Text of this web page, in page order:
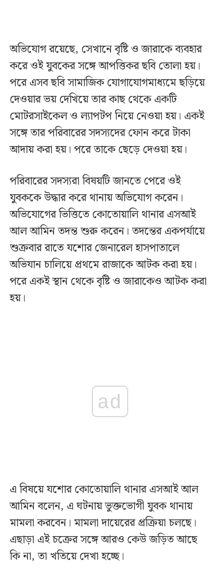
অভিযোগ রয়েছে, সেখানে বৃষ্টি ও জারাকে ব্যবহার
করে ওই যুবকের সঙ্গে আপত্তিকর ছবি তোলা হয়।
পরে এসব ছবি সামাজিক যোগাযোগমাধ্যমে ছড়িয়ে
দেওয়ার ভয় দেখিয়ে তার কাছ থেকে একটি
মোটরসাইকেল ও ল্যাপটপ নিয়ে নেওয়া হয়। একই
সঙ্গে তার পরিবারের সদস্যদের ফোন করে টাকা
আদায় করা হয়। পরে তাকে ছেড়ে দেওয়া হয়।
পরিবারের সদস্যরা বিষয়টি জানতে পেরে ওই
যুবককে উদ্ধার করে থানায় অভিযোগ করেন।
অভিযোগের ভিত্তিতে কোতোয়ালি থানার এসআই
আল আমিন তদন্ত শুরু করেন। তদন্তের একপর্যায়ে
শুক্রবার রাতে যশোর জেনারেল হাসপাতালে
অভিযান চালিয়ে প্রথমে রাজাকে আটক করা হয়।
পরে একই স্থান থেকে বৃষ্টি ও জারাকেও আটক করা
হয়।
ad
এ বিষয়ে যশোর কোতোয়ালি থানার এসআই আল
আমিন বলেন, এ ঘটনায় ভুক্তভোগী যুবক থানায়
মামলা করবেন। মামলা দায়েরের প্রক্রিয়া চলছে।
এছাড়া এই চক্রের সঙ্গে আরও কেউ জড়িত আছে
কি না, তা খতিয়ে দেখা হচ্ছে।